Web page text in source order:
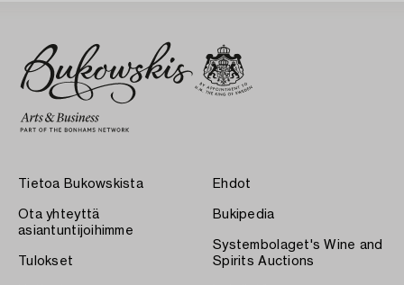
Tietoa Bukowskista
Ota yhteyttä
asiantuntijoihimme
Tulokset
Ehdot
Bukipedia
Systembolaget's Wine and
Spirits Auctions